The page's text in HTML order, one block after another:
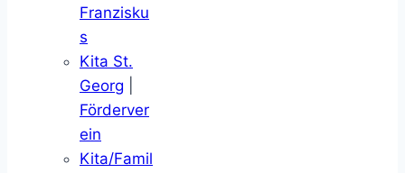
Franzisku
s
Kita St.
Georg
Förderver
ein
Kita/Famil